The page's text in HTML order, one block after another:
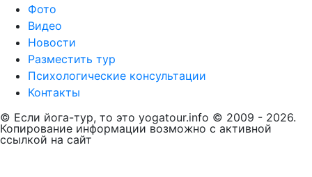
Фото
Видео
Новости
Разместить тур
Психологические консультации
Контакты
© Если йога-тур, то это yogatour.info © 2009 - 2026.
Копирование информации возможно с активной
ссылкой на сайт